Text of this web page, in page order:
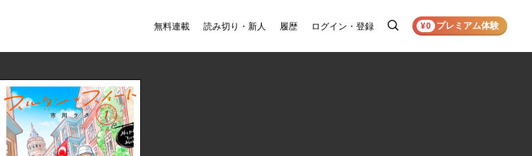
無料連載 読み切り・新人 履歴 ログイン・登録
検
¥0 プレミアム体験